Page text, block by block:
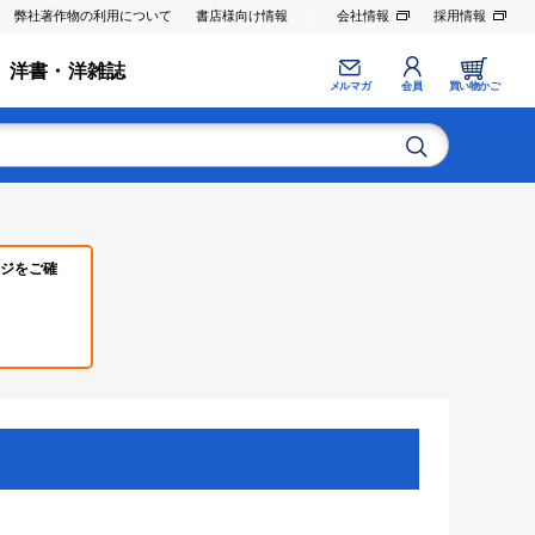
弊社著作物の利用について 書店様向け情報 会社情報 採用情報
洋書・洋雑誌
メルマガ 会員 買い物かご
をご確